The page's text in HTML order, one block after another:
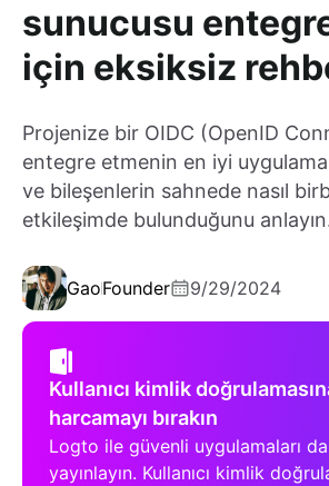
sunucusu
için eksiksiz
Projenize bir OIDC (OpenID
entegre etmenin en iyi
ve bileşenlerin sahnede nasıl
etkileşimde bulunduğunu
GaoFounder 9/29/2024
Kullanıcı kimlik
harcamayı bırakın
Logto ile güvenli uygulamaları
yayınlayın. Kullanıcı kimlik